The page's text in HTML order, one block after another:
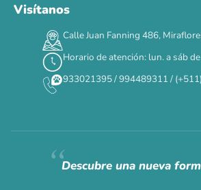
DÍAS HORAS MIN
Siempre fuimos
Visítanos
Calle Juan Fanning 486,
Horario de atención: lun. a sáb
933021395 / 994489311 /
Descubre una nueva